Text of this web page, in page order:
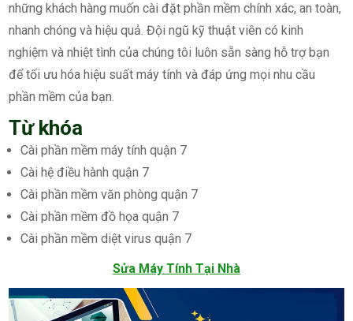
những khách hàng muốn cài đặt phần mềm chính xác, an toàn,
nhanh chóng và hiệu quả. Đội ngũ kỹ thuật viên có kinh
nghiệm và nhiệt tình của chúng tôi luôn sẵn sàng hỗ trợ bạn
để tối ưu hóa hiệu suất máy tính và đáp ứng mọi nhu cầu
phần mềm của bạn.
Từ khóa
Cài phần mềm máy tính quận 7
Cài hệ điều hành quận 7
Cài phần mềm văn phòng quận 7
Cài phần mềm đồ họa quận 7
Cài phần mềm diệt virus quận 7
Sửa Máy Tính Tại Nhà